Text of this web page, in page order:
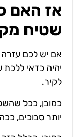
אז האם
שטיח
אם יש לכם עזרה
יהיה כדאי ללכת
לקיר.
כמובן, ככל
יותר סבוכים,